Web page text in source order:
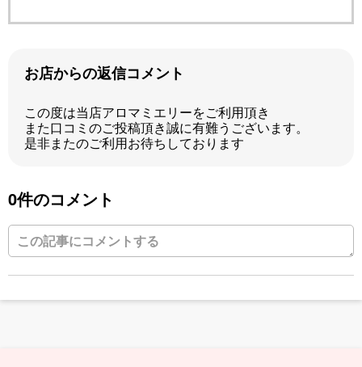
お店からの返信コメント
この度は当店アロマミエリーをご利用頂き
また口コミのご投稿頂き誠に有難うございます。
是非またのご利用お待ちしております
0件のコメント